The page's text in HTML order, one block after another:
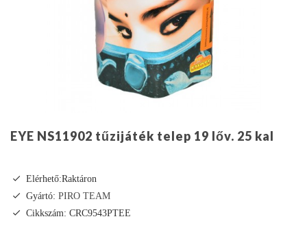
EYE NS11902 tűzijáték telep 19 lőv. 25 kal
Elérhető:Raktáron
Gyártó: PIRO TEAM
Cikkszám: CRC9543PTEE